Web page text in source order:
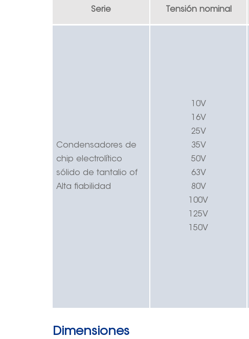
Serie Tensión nominal
Condensadores de
chip electrolítico
sólido de tantalio of
Alta fiabilidad
10V
16V
25V
35V
50V
63V
80V
100V
125V
150V
Dimensiones